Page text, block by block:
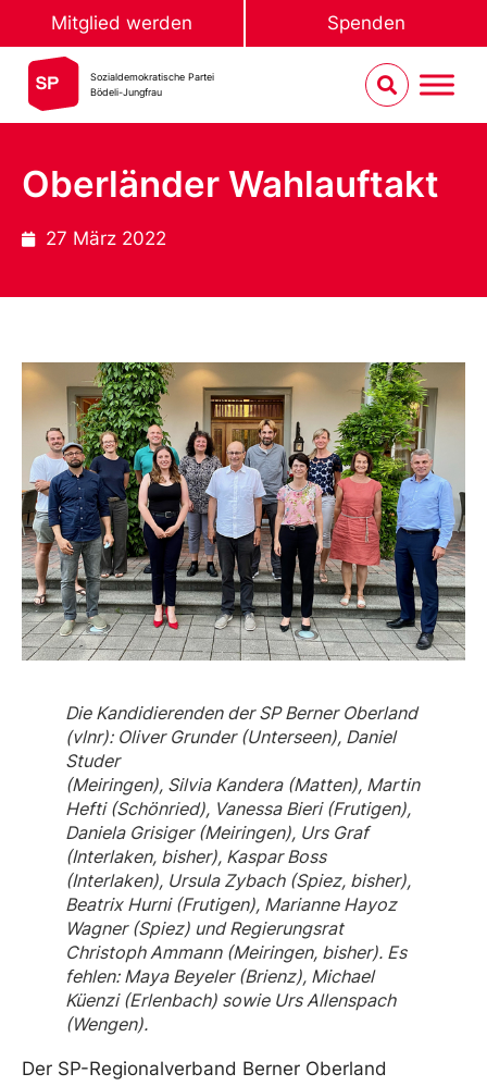
Mitglied werden Spenden
Sozialdemokratische Partei
Bödeli-Jungfrau
Oberländer Wahlauftakt
27 März 2022
Die Kandidierenden der SP Berner Oberland
(vlnr): Oliver Grunder (Unterseen), Daniel
Studer
(Meiringen), Silvia Kandera (Matten), Martin
Hefti (Schönried), Vanessa Bieri (Frutigen),
Daniela Grisiger (Meiringen), Urs Graf
(Interlaken, bisher), Kaspar Boss
(Interlaken), Ursula Zybach (Spiez, bisher),
Beatrix Hurni (Frutigen), Marianne Hayoz
Wagner (Spiez) und Regierungsrat
Christoph Ammann (Meiringen, bisher). Es
fehlen: Maya Beyeler (Brienz), Michael
Küenzi (Erlenbach) sowie Urs Allenspach
(Wengen).
Der SP-Regionalverband Berner Oberland